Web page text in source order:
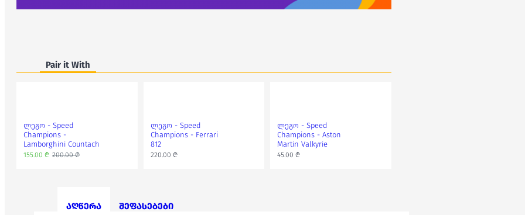
Pair it With
ლეგო - Speed
Champions -
Lamborghini Countach
155.00 ₾ 200.00 ₾
ლეგო - Speed
Champions - Ferrari
812
220.00 ₾
ლეგო - Speed
Champions - Aston
Martin Valkyrie
45.00 ₾
აღწერა შეფასებები